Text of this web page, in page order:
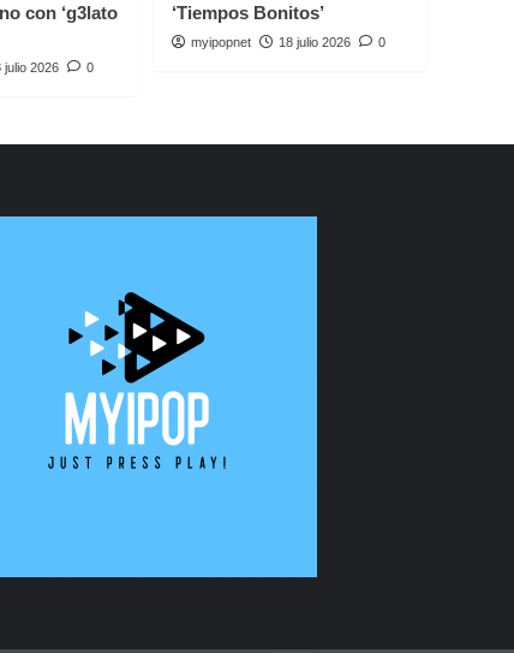
con ‘g3lato
julio 2026 0
‘Tiempos Bonitos’
myipopnet 18 julio 2026 0